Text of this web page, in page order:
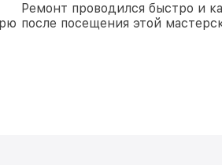
Ремонт проводился быстро и
после посещения этой